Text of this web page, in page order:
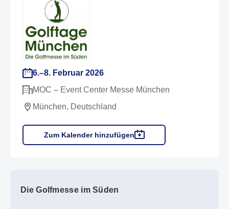
6.–8. Februar 2026
MOC – Event Center Messe München
München, Deutschland
Zum Kalender hinzufügen
Die Golfmesse im Süden